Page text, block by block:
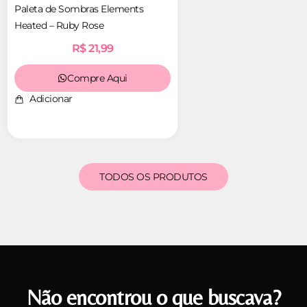
Paleta de Sombras Elements
Heated – Ruby Rose
R$21,99
Compre Aqui
Adicionar
TODOS OS PRODUTOS
Não encontrou o que buscava?